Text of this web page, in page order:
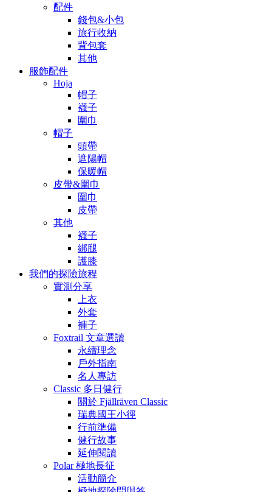
配件
錢包&小包
旅行收納
背包套
其他
服飾配件
Hoja
帽子
襪子
圍巾
帽子
頭帶
遮陽帽
保暖帽
皮帶&圍巾
圍巾
皮帶
其他
襪子
綁腿
護膝
我們的探險旅程
實測分享
上衣
外套
褲子
Foxtrail 文章選讀
永續理念
戶外指南
名人專訪
Classic 多日健行
關於 Fjällräven Classic
瑞典國王小徑
行前準備
健行故事
延伸閱讀
Polar 極地長征
活動簡介